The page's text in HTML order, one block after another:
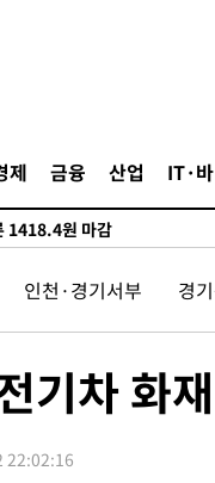
제 금융 산업 IT·
…이건 체스게임"
도' 무더위는 이어져[내일날
1418.4원 마감
오른 854.47 마감
5062억 세탁…19명 검거
하…K리그 전구장 긴급 점검
수 사이드카' 발동
인천·경기서부 경
기차 화
22:02:16